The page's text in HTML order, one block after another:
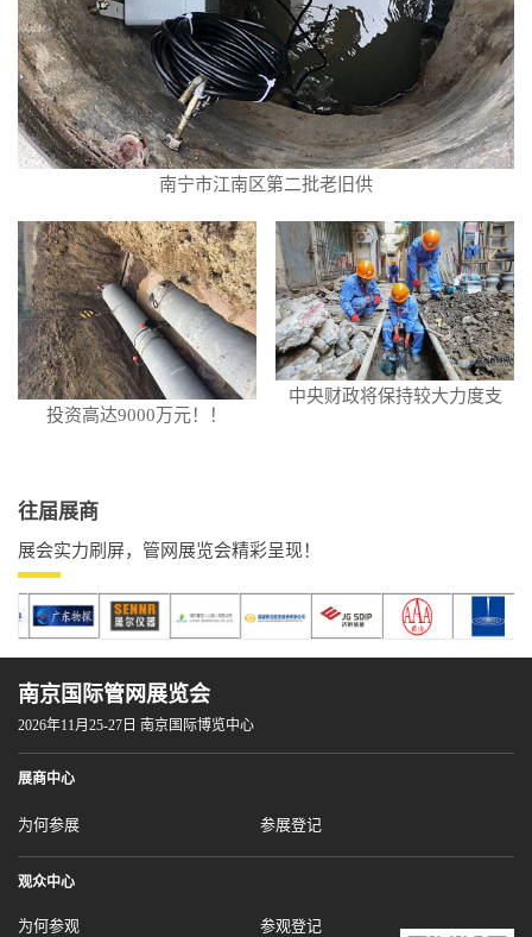
南宁市江南区第二批老旧供
中央财政将保持较大力度支
投资高达9000万元！！
往届展商
展会实力刷屏，管网展览会精彩呈现！
南京国际管网展览会
2026年11月25-27日 南京国际博览中心
展商中心
为何参展 参展登记
观众中心
为何参观 参观登记